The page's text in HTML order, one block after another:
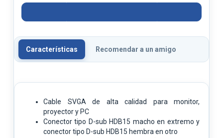
Características Recomendar a un amigo
Cable SVGA de alta calidad para monitor,
proyector y PC
Conector tipo D-sub HDB15 macho en extremo y
conector tipo D-sub HDB15 hembra en otro